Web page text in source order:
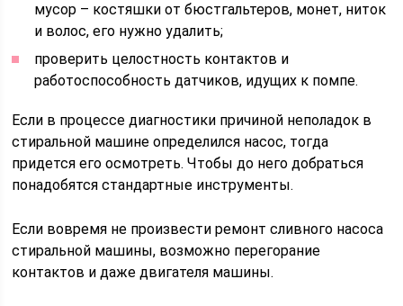
мусор – костяшки от бюстгальтеров, монет, ниток
и волос, его нужно удалить;
проверить целостность контактов и
работоспособность датчиков, идущих к помпе.
Если в процессе диагностики причиной неполадок в
стиральной машине определился насос, тогда
придется его осмотреть. Чтобы до него добраться
понадобятся стандартные инструменты.
Если вовремя не произвести ремонт сливного насоса
стиральной машины, возможно перегорание
контактов и даже двигателя машины.